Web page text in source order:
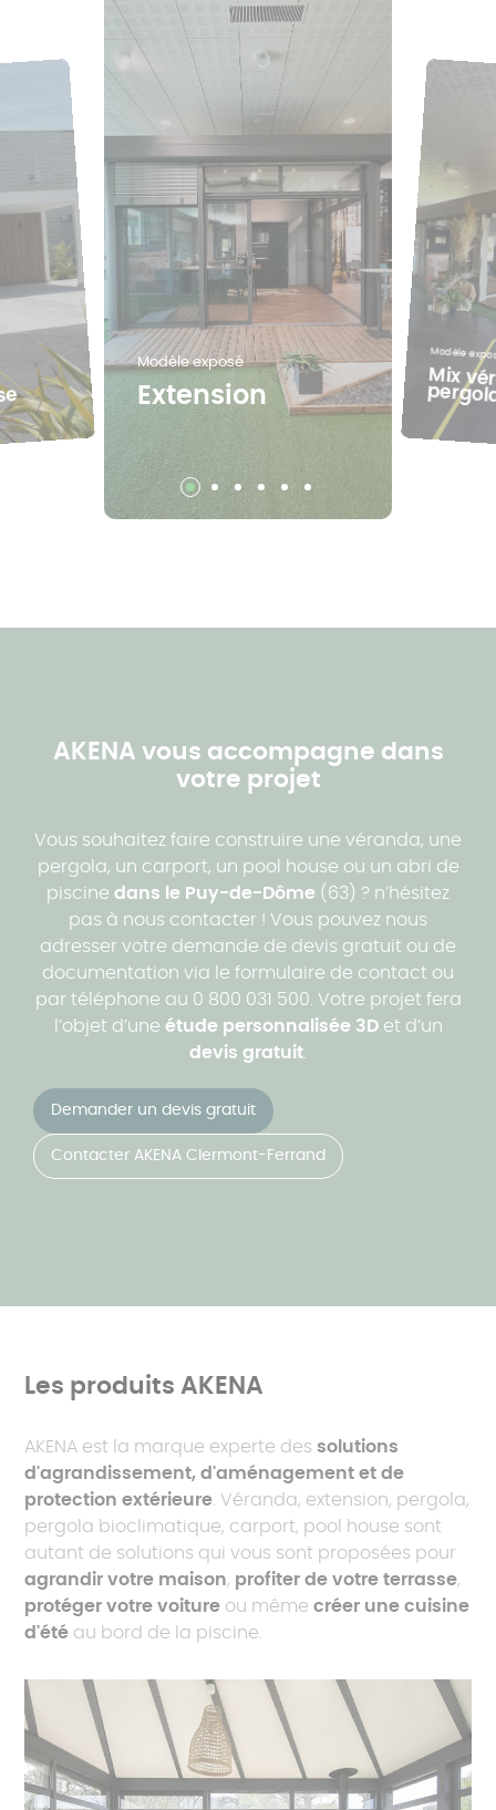
Extension
Modèle exposé
Mix
Modèle
AKENA vous accompagne dans
votre projet
Vous souhaitez faire construire une véranda, une
pergola, un carport, un pool house ou un abri de
piscine dans le Puy-de-Dôme (63) ? n’hésitez
pas à nous contacter ! Vous pouvez nous
adresser votre demande de devis gratuit ou de
documentation via le formulaire de contact ou
par téléphone au 0 800 031 500. Votre projet fera
l’objet d’une étude personnalisée 3D et d’un
devis gratuit
Demander un devis gratuit
Contacter AKENA Clermont-Ferrand
Les produits AKENA
AKENA est la marque experte dessolutions
d'agrandissement, d'aménagement et de
protection extérieure . Véranda, extension, pergola,
pergola bioclimatique, carport, pool house sont
autant de solutions qui vous sont proposées pour
agrandir votre maison, profiter de votre terrasse,
protéger votre voiture ou mêmecréer une cuisine
d'été au bord de la piscine.